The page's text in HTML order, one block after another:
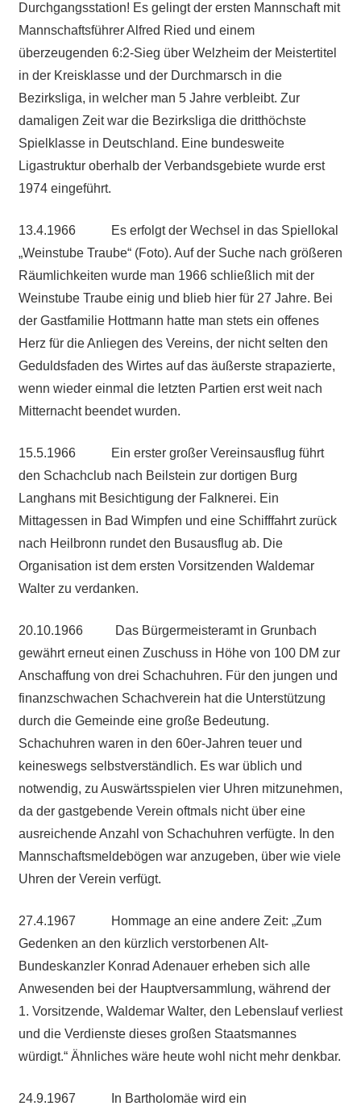
Durchgangsstation! Es gelingt der ersten Mannschaft mit
Mannschaftsführer Alfred Ried und einem
überzeugenden 6:2-Sieg über Welzheim der Meistertitel
in der Kreisklasse und der Durchmarsch in die
Bezirksliga, in welcher man 5 Jahre verbleibt. Zur
damaligen Zeit war die Bezirksliga die dritthöchste
Spielklasse in Deutschland. Eine bundesweite
Ligastruktur oberhalb der Verbandsgebiete wurde erst
1974 eingeführt.
13.4.1966 Es erfolgt der Wechsel in das Spiellokal
„Weinstube Traube“ (Foto). Auf der Suche nach größeren
Räumlichkeiten wurde man 1966 schließlich mit der
Weinstube Traube einig und blieb hier für 27 Jahre. Bei
der Gastfamilie Hottmann hatte man stets ein offenes
Herz für die Anliegen des Vereins, der nicht selten den
Geduldsfaden des Wirtes auf das äußerste strapazierte,
wenn wieder einmal die letzten Partien erst weit nach
Mitternacht beendet wurden.
15.5.1966 Ein erster großer Vereinsausflug führt
den Schachclub nach Beilstein zur dortigen Burg
Langhans mit Besichtigung der Falknerei. Ein
Mittagessen in Bad Wimpfen und eine Schifffahrt zurück
nach Heilbronn rundet den Busausflug ab. Die
Organisation ist dem ersten Vorsitzenden Waldemar
Walter zu verdanken.
20.10.1966 Das Bürgermeisteramt in Grunbach
gewährt erneut einen Zuschuss in Höhe von 100 DM zur
Anschaffung von drei Schachuhren. Für den jungen und
finanzschwachen Schachverein hat die Unterstützung
durch die Gemeinde eine große Bedeutung.
Schachuhren waren in den 60er-Jahren teuer und
keineswegs selbstverständlich. Es war üblich und
notwendig, zu Auswärtsspielen vier Uhren mitzunehmen,
da der gastgebende Verein oftmals nicht über eine
ausreichende Anzahl von Schachuhren verfügte. In den
Mannschaftsmeldebögen war anzugeben, über wie viele
Uhren der Verein verfügt.
27.4.1967 Hommage an eine andere Zeit: „Zum
Gedenken an den kürzlich verstorbenen Alt-
Bundeskanzler Konrad Adenauer erheben sich alle
Anwesenden bei der Hauptversammlung, während der
1. Vorsitzende, Waldemar Walter, den Lebenslauf verliest
und die Verdienste dieses großen Staatsmannes
würdigt.“ Ähnliches wäre heute wohl nicht mehr denkbar.
24.9.1967 In Bartholomäe wird ein